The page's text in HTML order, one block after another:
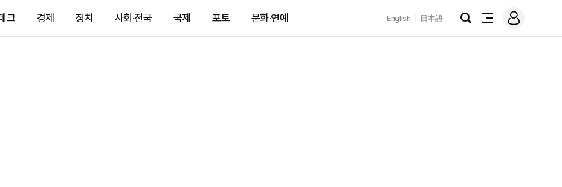
크 경제 정치 사회·전국 국제 포토 문화·연예 English 日本語
검
전
메
그